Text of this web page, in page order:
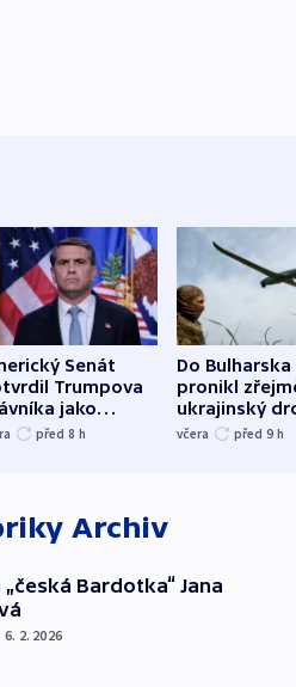
Senát
Trumpova
jako
před 8 h
Do Bulharska
pronikl
ukrajinský
explodoval
včera před 9 h
Archiv
„česká Bardotka“ Jana
6. 2. 2026